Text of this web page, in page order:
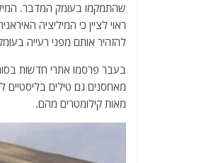
שהתמקמו בעומק המדבר.
ראוי לציין כי המיליציה
להזהיר אותם מפני רעייה
בעבר פרסמו אתרי חדשות
מאחסנים גם טילים בליסטיים
מאות קילומטרים מהם.